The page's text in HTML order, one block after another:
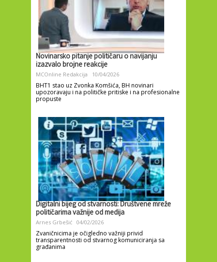
Novinarsko pitanje političaru o navijanju
izazvalo brojne reakcije
MCOnline Redakcija 10/04/2026
BHT1 stao uz Zvonka Komšića, BH novinari
upozoravaju i na političke pritiske i na profesionalne
propuste
Digitalni bijeg od stvarnosti: Društvene mreže
političarima važnije od medija
Arnes Grbešić 04/02/2026
Zvaničnicima je očigledno važniji privid
transparentnosti od stvarnog komuniciranja sa
građanima